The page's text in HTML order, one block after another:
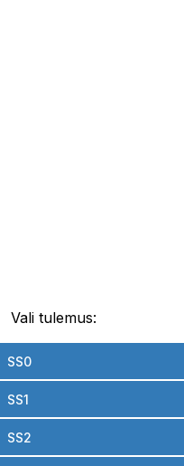
Vali tulemus:
SS0
SS1
SS2